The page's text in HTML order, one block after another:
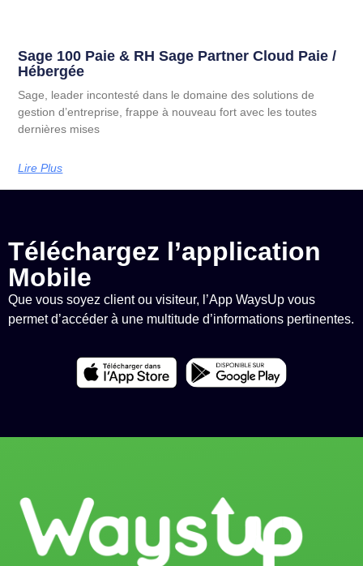
Sage 100 Paie & RH Sage Partner Cloud Paie /
Hébergée
Sage, leader incontesté dans le domaine des solutions de
gestion d’entreprise, frappe à nouveau fort avec les toutes
dernières mises
Lire Plus
Téléchargez l’application
Mobile
Que vous soyez client ou visiteur, l’App WaysUp vous
permet d’accéder à une multitude d’informations pertinentes.